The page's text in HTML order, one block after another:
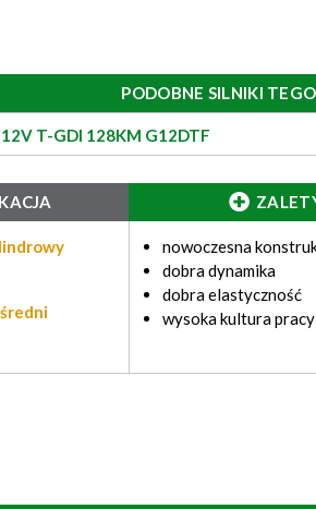
PODOBNE SILNIKI
T-GDI 128KM G12DTF
nowoczesna
dobra dynamika
dobra elastyczność
wysoka kultura pracy